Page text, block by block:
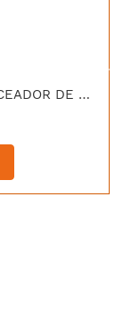
[TL-R470T+] TP-LINK ROUTER BALANCEADOR DE CARGA 5 PUERTOS LAN/WAN